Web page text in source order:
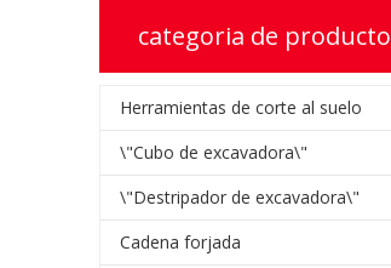
categoria de producto
Herramientas de corte al suelo
\"Cubo de excavadora\"
\"Destripador de excavadora\"
Cadena forjada